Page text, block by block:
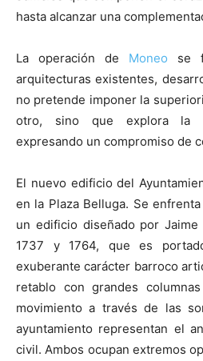
hasta alcanzar una
La operación de Moneo se
arquitecturas existentes,
no pretende imponer la
otro, sino que explora la
expresando un compromiso de
El nuevo edificio del
en la Plaza Belluga. Se
un edificio diseñado por
1737 y 1764, que es
exuberante carácter barroco
retablo con grandes
movimiento a través de las
ayuntamiento representan el
civil. Ambos ocupan extremos